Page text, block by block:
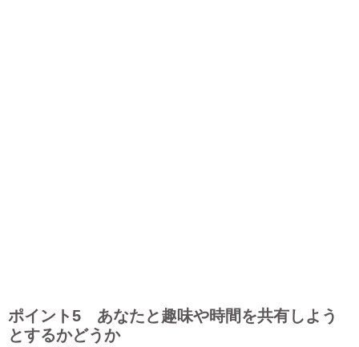
ポイント5 あなたと趣味や時間を共有しよう
とするかどうか